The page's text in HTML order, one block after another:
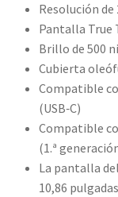
Resolución de
Pantalla True
Brillo de 500
Cubierta
Compatible
(USB‑C)
Compatible
(1.ª
La pantalla
10,86